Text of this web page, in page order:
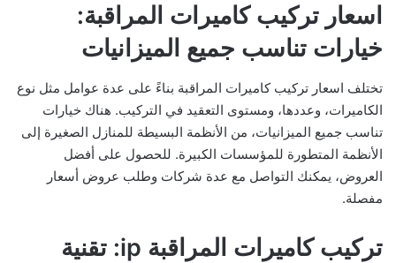
اسعار تركيب كاميرات المراقبة:
خيارات تناسب جميع الميزانيات
تختلف اسعار تركيب كاميرات المراقبة بناءً على عدة عوامل مثل نوع
الكاميرات، وعددها، ومستوى التعقيد في التركيب. هناك خيارات
تناسب جميع الميزانيات، من الأنظمة البسيطة للمنازل الصغيرة إلى
الأنظمة المتطورة للمؤسسات الكبيرة. للحصول على أفضل
العروض، يمكنك التواصل مع عدة شركات وطلب عروض أسعار
مفصلة.
تركيب كاميرات المراقبة ip: تقنية